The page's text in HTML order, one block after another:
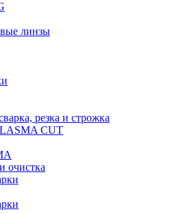
линзы
резка и строжка
CUT
очистка